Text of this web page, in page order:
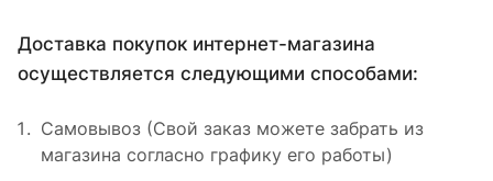
Доставка покупок интернет-магазина
осуществляется следующими способами:
Самовывоз (Свой заказ можете забрать из
магазина согласно графику его работы)